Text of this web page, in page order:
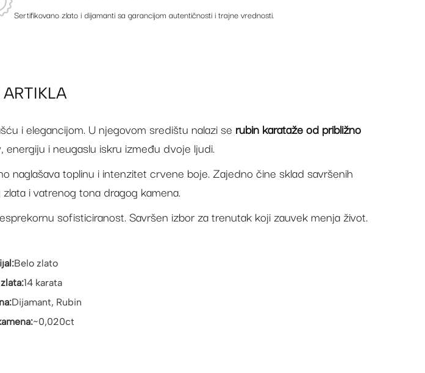
Sertifikovano zlato i dijamanti sa garancijom autentičnosti i trajne vrednosti.
ARTIKLA
i elegancijom. U njegovom središtu nalazi se rubin karataže od približno
energiju i neugaslu iskru između dvoje ljudi.
naglašava toplinu i intenzitet crvene boje. Zajedno čine sklad savršenih
i vatrenog tona dragog kamena.
sofisticiranost. Savršen izbor za trenutak koji zauvek menja život.
Belo zlato
14 karata
Dijamant, Rubin
~0,020ct